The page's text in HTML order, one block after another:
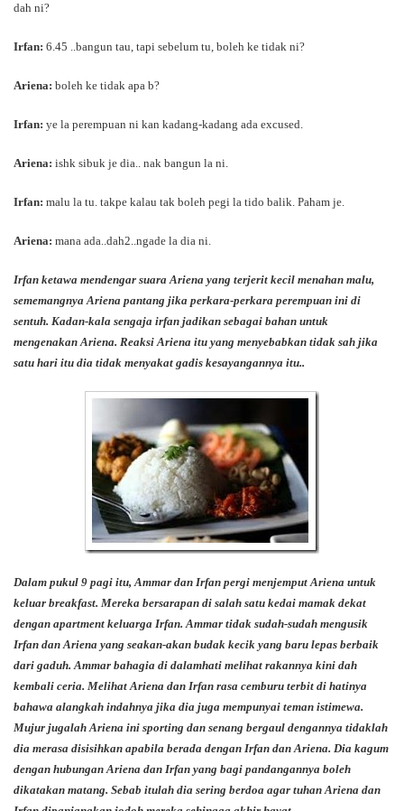
dah ni?
Irfan: 6.45 ..bangun tau, tapi sebelum tu, boleh ke tidak ni?
Ariena: boleh ke tidak apa b?
Irfan: ye la perempuan ni kan kadang-kadang ada excused.
Ariena: ishk sibuk je dia.. nak bangun la ni.
Irfan: malu la tu. takpe kalau tak boleh pegi la tido balik. Paham je.
Ariena: mana ada..dah2..ngade la dia ni.
Irfan ketawa mendengar suara Ariena yang terjerit kecil menahan malu,
sememangnya Ariena pantang jika perkara-perkara perempuan ini di
sentuh. Kadan-kala sengaja irfan jadikan sebagai bahan untuk
mengenakan Ariena. Reaksi Ariena itu yang menyebabkan tidak sah jika
satu hari itu dia tidak menyakat gadis kesayangannya itu..
Dalam pukul 9 pagi itu, Ammar dan Irfan pergi menjemput Ariena untuk
keluar breakfast. Mereka bersarapan di salah satu kedai mamak dekat
dengan apartment keluarga Irfan. Ammar tidak sudah-sudah mengusik
Irfan dan Ariena yang seakan-akan budak kecik yang baru lepas berbaik
dari gaduh. Ammar bahagia di dalamhati melihat rakannya kini dah
kembali ceria. Melihat Ariena dan Irfan rasa cemburu terbit di hatinya
bahawa alangkah indahnya jika dia juga mempunyai teman istimewa.
Mujur jugalah Ariena ini sporting dan senang bergaul dengannya tidaklah
dia merasa disisihkan apabila berada dengan Irfan dan Ariena. Dia kagum
dengan hubungan Ariena dan Irfan yang bagi pandangannya boleh
dikatakan matang. Sebab itulah dia sering berdoa agar tuhan Ariena dan